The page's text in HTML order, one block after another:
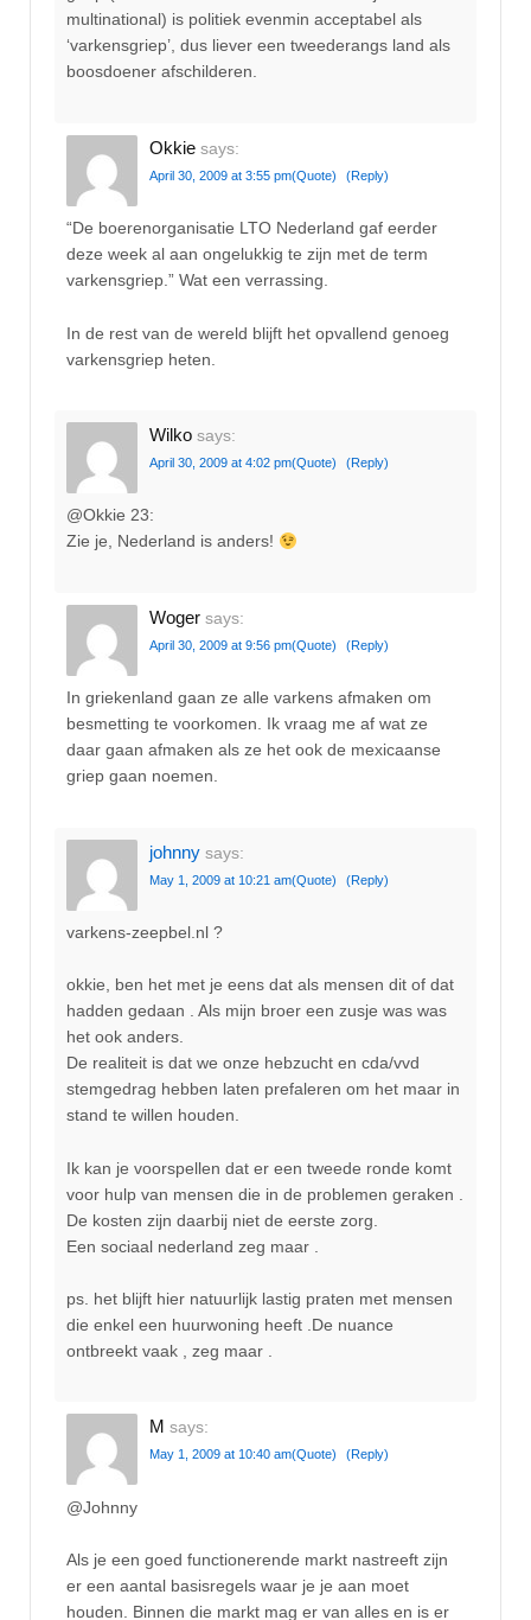
multinational) is politiek evenmin acceptabel als
‘varkensgriep’, dus liever een tweederangs land als
boosdoener afschilderen.
Okkie says:
April 30, 2009 at 3:55 pm(Quote) (Reply)
“De boerenorganisatie LTO Nederland gaf eerder
deze week al aan ongelukkig te zijn met de term
varkensgriep.” Wat een verrassing.
In de rest van de wereld blijft het opvallend genoeg
varkensgriep heten.
Wilko says:
April 30, 2009 at 4:02 pm(Quote) (Reply)
@Okkie 23:
Zie je, Nederland is anders!
Woger says:
April 30, 2009 at 9:56 pm(Quote) (Reply)
In griekenland gaan ze alle varkens afmaken om
besmetting te voorkomen. Ik vraag me af wat ze
daar gaan afmaken als ze het ook de mexicaanse
griep gaan noemen.
johnny says:
May 1, 2009 at 10:21 am(Quote) (Reply)
varkens-zeepbel.nl ?
okkie, ben het met je eens dat als mensen dit of dat
hadden gedaan . Als mijn broer een zusje was was
het ook anders.
De realiteit is dat we onze hebzucht en cda/vvd
stemgedrag hebben laten prefaleren om het maar in
stand te willen houden.
Ik kan je voorspellen dat er een tweede ronde komt
voor hulp van mensen die in de problemen geraken .
De kosten zijn daarbij niet de eerste zorg.
Een sociaal nederland zeg maar .
ps. het blijft hier natuurlijk lastig praten met mensen
die enkel een huurwoning heeft .De nuance
ontbreekt vaak , zeg maar .
M says:
May 1, 2009 at 10:40 am(Quote) (Reply)
@Johnny
Als je een goed functionerende markt nastreeft zijn
er een aantal basisregels waar je je aan moet
houden. Binnen die markt mag er van alles en is er